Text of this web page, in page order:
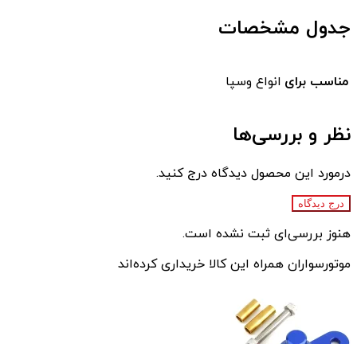
جدول مشخصات
مناسب برای انواع وسپا
نظر و بررسی‌ها
درمورد این محصول دیدگاه درج کنید.
درج دیدگاه
هنوز بررسی‌ای ثبت نشده است.
موتورسواران همراه این کالا خریداری کرده‌اند